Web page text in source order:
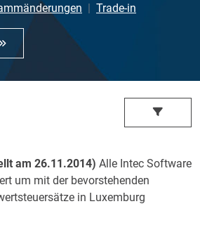
Trade-in
am 26.11.2014) Alle Intec Software
um mit der bevorstehenden
in Luxemburg